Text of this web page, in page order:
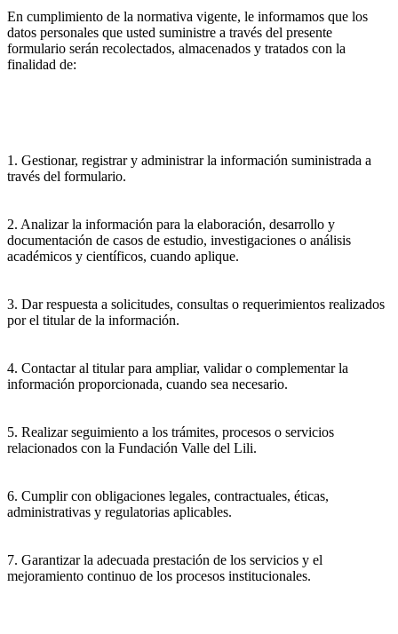
En cumplimiento de la normativa vigente, le informamos que los
datos personales que usted suministre a través del presente
formulario serán recolectados, almacenados y tratados con la
finalidad de:
1. Gestionar, registrar y administrar la información suministrada a
través del formulario.
2. Analizar la información para la elaboración, desarrollo y
documentación de casos de estudio, investigaciones o análisis
académicos y científicos, cuando aplique.
3. Dar respuesta a solicitudes, consultas o requerimientos realizados
por el titular de la información.
4. Contactar al titular para ampliar, validar o complementar la
información proporcionada, cuando sea necesario.
5. Realizar seguimiento a los trámites, procesos o servicios
relacionados con la Fundación Valle del Lili.
6. Cumplir con obligaciones legales, contractuales, éticas,
administrativas y regulatorias aplicables.
7. Garantizar la adecuada prestación de los servicios y el
mejoramiento continuo de los procesos institucionales.